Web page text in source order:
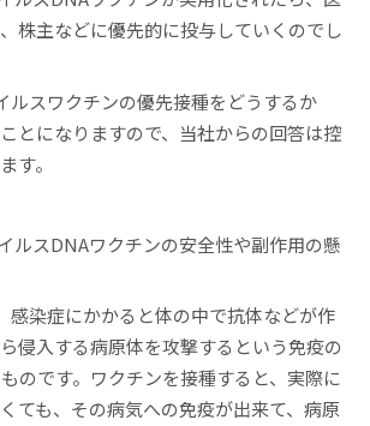
株主などに優先的に投与していくのでし
ルスワクチンの優先接種をどうするか
とになりますので、当社からの回答は控
す。
ルスDNAワクチンの安全性や副作用の懸
感染症にかかると体の中で抗体などが作
侵入する病原体を攻撃するという免疫の
のです。ワクチンを接種すると、実際に
ても、その病気への免疫が出来て、病原